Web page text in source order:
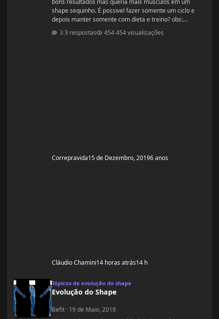
bons resultados mas queria mais musculos em um
shape sequinho. É possivel fazer somente um ciclo e
depois manter somente com dieta e treino? obs:
desculpe se ja tiver esse tópico, procurei mais não
encontrei
3 respostas 454 visualizações
Correpravida15 de Dezembro, 20196 anos
Cláudio Chamini14 horas atrás14 h
Tópicos de evolução do shape
Evolução do Shape
Befit · 19 de Maio, 2019